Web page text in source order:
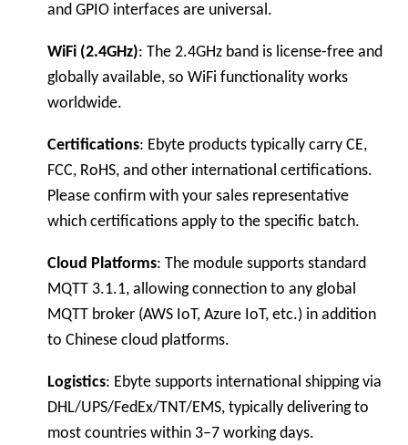
and GPIO interfaces are universal.
WiFi (2.4GHz): The 2.4GHz band is license-free and
globally available, so WiFi functionality works
worldwide.
Certifications: Ebyte products typically carry CE,
FCC, RoHS, and other international certifications.
Please confirm with your sales representative
which certifications apply to the specific batch.
Cloud Platforms: The module supports standard
MQTT 3.1.1, allowing connection to any global
MQTT broker (AWS IoT, Azure IoT, etc.) in addition
to Chinese cloud platforms.
Logistics: Ebyte supports international shipping via
DHL/UPS/FedEx/TNT/EMS, typically delivering to
most countries within 3–7 working days.